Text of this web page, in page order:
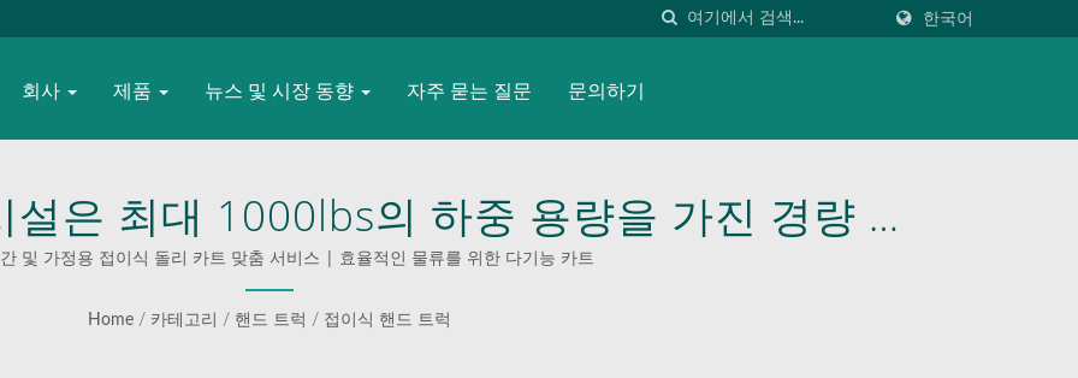
한국어
회사 제품 뉴스 및 시장 동향 자주 묻는 질문 문의하기
설은 최대 1000lbs의 하중 용량을 가진 경량 알
강철로 제작된 접이식 전문 핸드 돌리를 제작할
의 내구성이 뛰어나고 다재다능한 자재 취
및 가정용 접이식 돌리 카트 맞춤 서비스 | 효율적인 물류를 위한 다기능 카트
Home / 카테고리 / 핸드 트럭 / 접이식 핸드 트럭